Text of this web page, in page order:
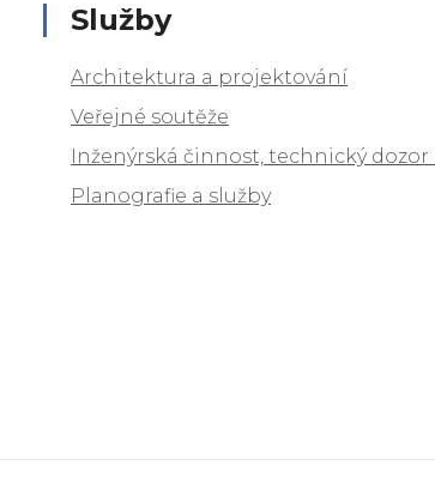
Služby
Architektura a projektování
Veřejné soutěže
Inženýrská činnost, technický dozor
Planografie a služby